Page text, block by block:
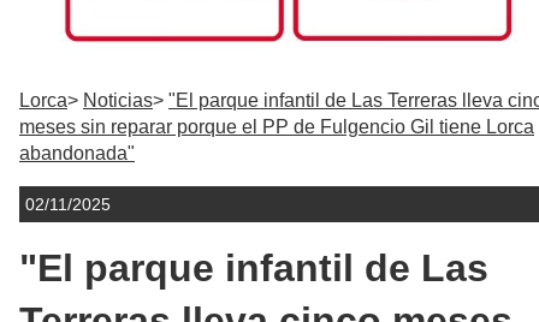
Lorca Noticias
"El parque infantil de Las Terreras lleva
meses sin reparar porque el PP de Fulgencio Gil tiene Lorca
abandonada"
02/11/2025
"El parque infantil de Las